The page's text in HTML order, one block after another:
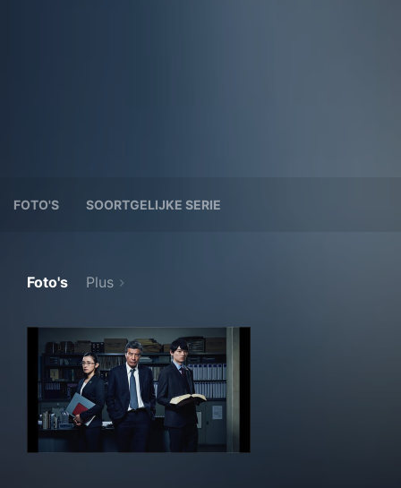
FOTO'S SOORTGELIJKE SERIE
Foto's Plus